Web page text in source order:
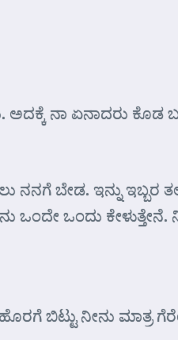
ಅದಕ್ಕೆ ನಾ ಏನಾದರು
ನನಗೆ ಬೇಡ. ಇನ್ನು
ಒಂದು ಕೇಳುತ್ತೇನೆ.
ಬಿಟ್ಟು ನೀನು